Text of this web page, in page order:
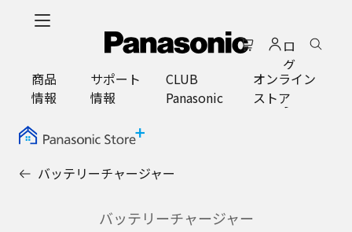
ロ
グ
イ
ン
商品
情報
サポート
情報
CLUB
Panasonic
オンライン
ストア
バッテリーチャージャー
バッテリーチャージャー